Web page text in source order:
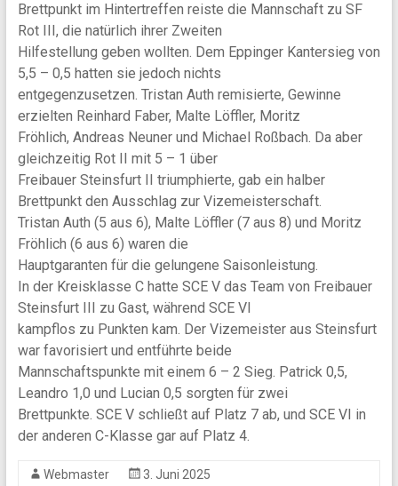
Brettpunkt im Hintertreffen reiste die Mannschaft zu SF
Rot III, die natürlich ihrer Zweiten
Hilfestellung geben wollten. Dem Eppinger Kantersieg von
5,5 – 0,5 hatten sie jedoch nichts
entgegenzusetzen. Tristan Auth remisierte, Gewinne
erzielten Reinhard Faber, Malte Löffler, Moritz
Fröhlich, Andreas Neuner und Michael Roßbach. Da aber
gleichzeitig Rot II mit 5 – 1 über
Freibauer Steinsfurt II triumphierte, gab ein halber
Brettpunkt den Ausschlag zur Vizemeisterschaft.
Tristan Auth (5 aus 6), Malte Löffler (7 aus 8) und Moritz
Fröhlich (6 aus 6) waren die
Hauptgaranten für die gelungene Saisonleistung.
In der Kreisklasse C hatte SCE V das Team von Freibauer
Steinsfurt III zu Gast, während SCE VI
kampflos zu Punkten kam. Der Vizemeister aus Steinsfurt
war favorisiert und entführte beide
Mannschaftspunkte mit einem 6 – 2 Sieg. Patrick 0,5,
Leandro 1,0 und Lucian 0,5 sorgten für zwei
Brettpunkte. SCE V schließt auf Platz 7 ab, und SCE VI in
der anderen C-Klasse gar auf Platz 4.
Webmaster
3. Juni 2025